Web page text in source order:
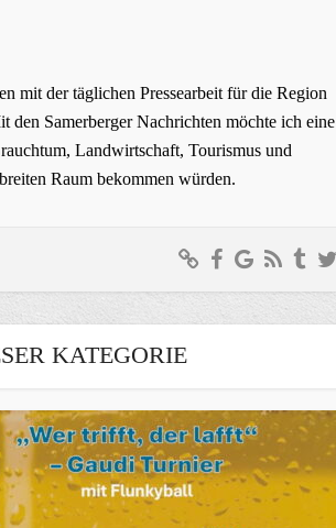
mit der täglichen Pressearbeit für die Region
den Samerberger Nachrichten möchte ich eine
Landwirtschaft, Tourismus und
Raum bekommen würden.
KATEGORIE